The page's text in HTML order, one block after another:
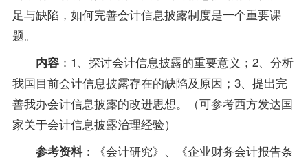
足与缺陷，如何完善会计信息披露制度是一个重要课
题。
内容：1、探讨会计信息披露的重要意义；2、分析
我国目前会计信息披露存在的缺陷及原因；3、提出完
善我办会计信息披露的改进思想。（可参考西方发达国
家关于会计信息披露治理经验）
参考资料：《会计研究》、《企业财务会计报告条